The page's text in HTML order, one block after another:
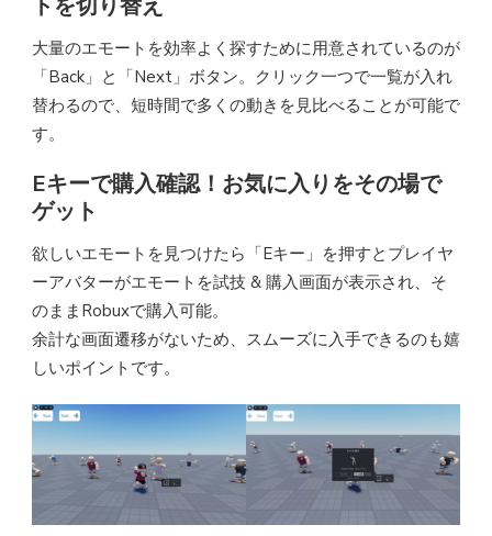
トを切り替え
大量のエモートを効率よく探すために用意されているのが
「Back」と「Next」ボタン。クリック一つで一覧が入れ
替わるので、短時間で多くの動きを見比べることが可能で
す。
Eキーで購入確認！お気に入りをその場で
ゲット
欲しいエモートを見つけたら「Eキー」を押すとプレイヤ
ーアバターがエモートを試技 & 購入画面が表示され、そ
のままRobuxで購入可能。
余計な画面遷移がないため、スムーズに入手できるのも嬉
しいポイントです。